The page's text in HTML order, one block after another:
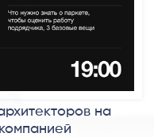
на